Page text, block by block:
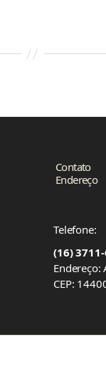
Contato
Endereço
Telefone:
(16)
Endereço:
CEP: